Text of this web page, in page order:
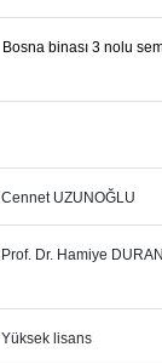
Bosna binası 3 nolu
Cennet UZUNOĞLU
Prof. Dr. Hamiye DURAN
Yüksek lisans